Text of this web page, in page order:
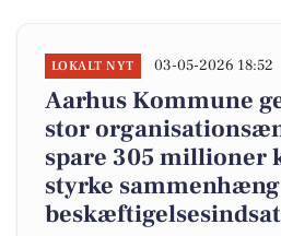
LOKALT NYT 03-05-2026 18:52
Aarhus Kommune
stor
spare 305 millioner
styrke